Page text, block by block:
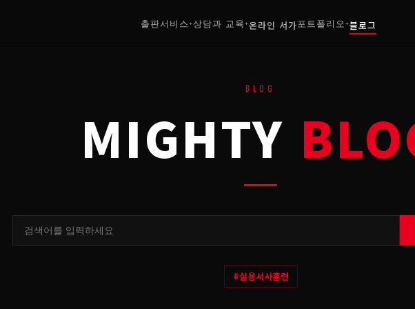
출판서비스 +상담과 교육 +온라인 서가 포트폴리오 +블로그
BLOG
MIGHTY
#실용서사훈련